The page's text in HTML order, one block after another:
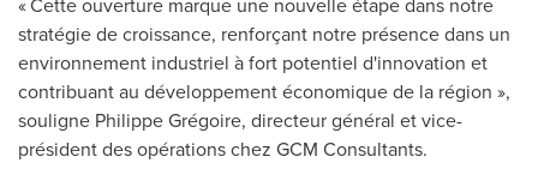
stratégie de croissance, renforçant notre présence dans un
environnement industriel à fort potentiel d'innovation et
contribuant au développement économique de la région »,
souligne Philippe Grégoire, directeur général et vice-
président des opérations chez GCM Consultants.